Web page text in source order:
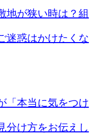
が狭い時は？組
迷惑はかけたくな
「本当に気をつけ
分け方をお伝えし